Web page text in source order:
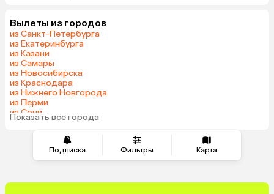
Подписка Фильтры Карта
Грузия
Индонезия
Беларусь
Казахстан
Узбекистан
Маврикий
Индия
Сербия
Катар
Малайзия
Южная Корея
Вылеты из городов
из Санкт-Петербурга
из Екатеринбурга
из Казани
из Самары
из Новосибирска
из Краснодара
из Нижнего Новгорода
из Перми
из Сочи
из Челябинска
Показать все города